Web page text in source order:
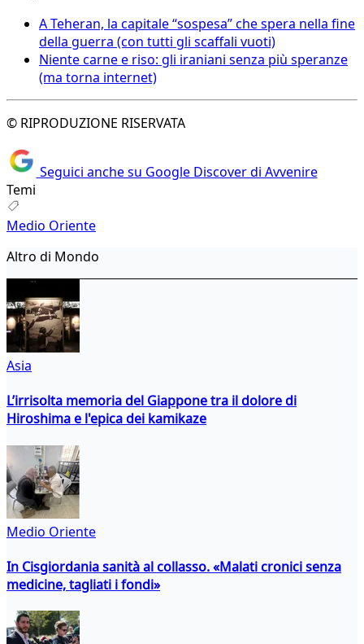
A Teheran, la capitale “sospesa” che spera nella fine
della guerra (con tutti gli scaffali vuoti)
Niente carne e riso: gli iraniani senza più speranze
(ma torna internet)
© RIPRODUZIONE RISERVATA
Seguici anche su Google Discover di Avvenire
Temi
Medio Oriente
Altro di Mondo
Asia
L’irrisolta memoria del Giappone tra il dolore di
Hiroshima e l'epica dei kamikaze
Medio Oriente
In Cisgiordania sanità al collasso. «Malati cronici senza
medicine, tagliati i fondi»